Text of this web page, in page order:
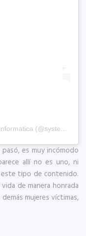
A post shared by Systech Soluciones Informatica (@systech.co)
es muy incómodo
allí no es uno, ni
este tipo de contenido.
de manera honrada
mujeres víctimas,